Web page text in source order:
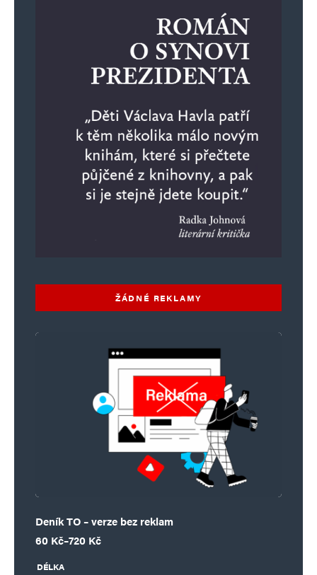
ŽÁDNÉ REKLAMY
Deník TO – verze bez reklam
60 Kč–720 Kč
Rozpětí cen: 60 Kč až 720 Kč
DÉLKA